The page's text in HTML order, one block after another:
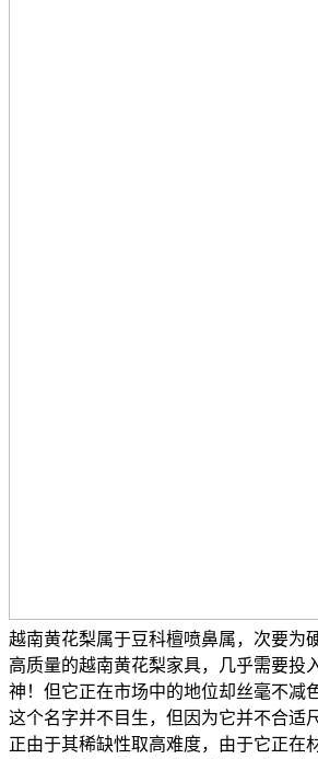
越南黄花梨属于豆科檀喷鼻属，次要为
高质量的越南黄花梨家具，几乎需要投
神！但它正在市场中的地位却丝毫不减
这个名字并不目生，但因为它并不合适
正由于其稀缺性取高难度，由于它正在